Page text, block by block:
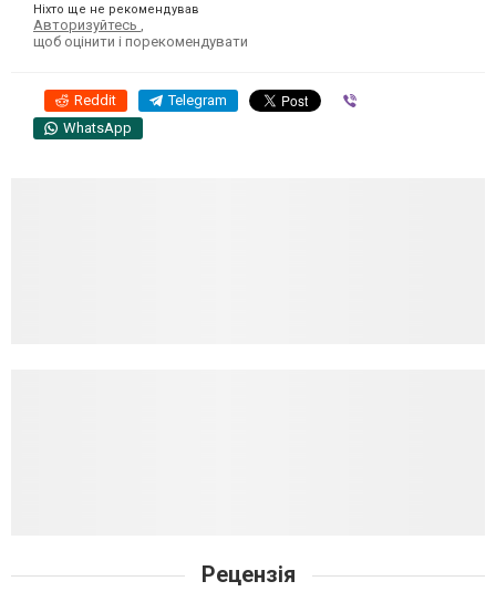
Ніхто ще не рекомендував
Авторизуйтесь
щоб оцінити і порекомендувати
Reddit Telegram
WhatsApp
Рецензія